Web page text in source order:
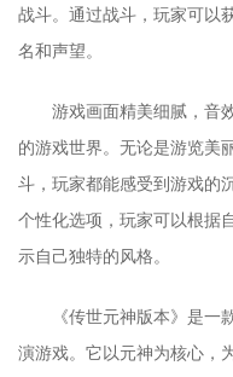
战斗。通过战斗，玩家可以
名和声望。
游戏画面精美细腻，音
的游戏世界。无论是游览美
斗，玩家都能感受到游戏的
个性化选项，玩家可以根据
示自己独特的风格。
《传世元神版本》是
演游戏。它以元神为核心，